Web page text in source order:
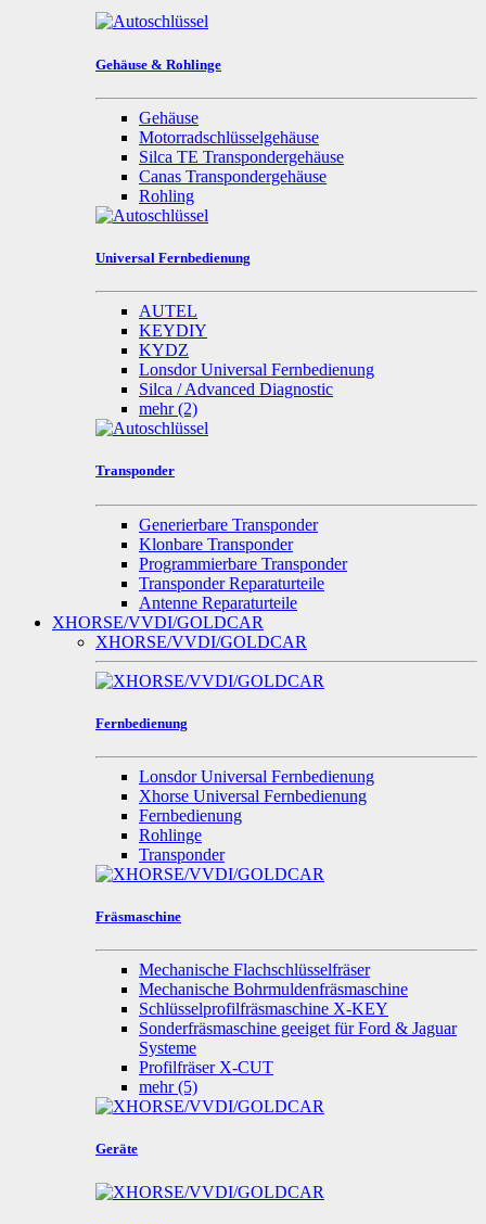
Gehäuse & Rohlinge
Gehäuse
Motorradschlüsselgehäuse
Silca TE Transpondergehäuse
Canas Transpondergehäuse
Rohling
Universal Fernbedienung
AUTEL
KEYDIY
KYDZ
Lonsdor Universal Fernbedienung
Silca / Advanced Diagnostic
mehr(2)
Transponder
Generierbare Transponder
Klonbare Transponder
Programmierbare Transponder
Transponder Reparaturteile
Antenne Reparaturteile
XHORSE/VVDI/GOLDCAR
XHORSE/VVDI/GOLDCAR
Fernbedienung
Lonsdor Universal Fernbedienung
Xhorse Universal Fernbedienung
Fernbedienung
Rohlinge
Transponder
Fräsmaschine
Mechanische Flachschlüsselfräser
Mechanische Bohrmuldenfräsmaschine
Schlüsselprofilfräsmaschine X-KEY
Sonderfräsmaschine geeiget für Ford & Jaguar
Systeme
Profilfräser X-CUT
mehr(5)
Geräte